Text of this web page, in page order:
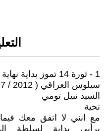
1 - ثورة 14 تموز بداية نهاية العراق المدني الحر
سيلوس العراقي ( 2012 / 7 / 9 - 10:53 )
السيد نبيل تومي
تحية
برأيي بداية لسلطة